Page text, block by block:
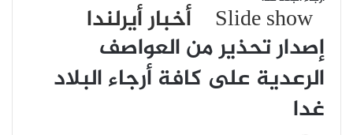
Slide show أخبار أيرلندا
إصدار تحذير من العواصف
الرعدية على كافة أرجاء البلاد
غدا